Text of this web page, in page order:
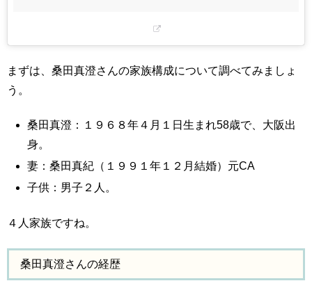
まずは、桑田真澄さんの家族構成について調べてみましょ
う。
桑田真澄：１９６８年４月１日生まれ58歳で、大阪出
身。
妻：桑田真紀（１９９１年１２月結婚）元CA
子供：男子２人。
４人家族ですね。
桑田真澄さんの経歴